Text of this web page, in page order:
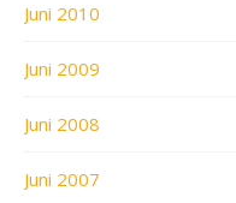
Juni 2010
Juni 2009
Juni 2008
Juni 2007